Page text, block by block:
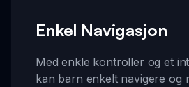
Enkel Navigasjon
Med enkle kontroller og et
kan barn enkelt navigere og